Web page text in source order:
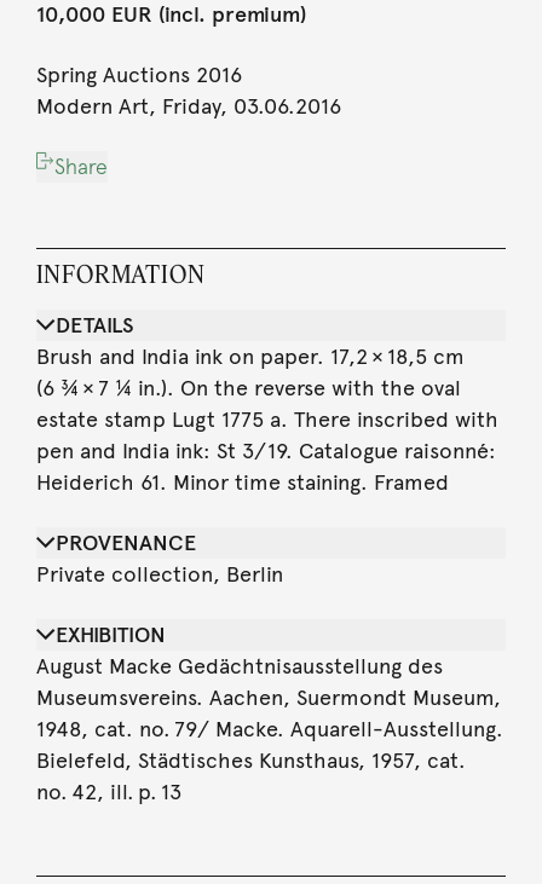
10,000 EUR (incl. premium)
Spring Auctions 2016
Modern Art, Friday, 03.06.2016
Share
INFORMATION
DETAILS
Brush and India ink on paper. 17,2 × 18,5 cm
(6 ¾ × 7 ¼ in.). On the reverse with the oval
estate stamp Lugt 1775 a. There inscribed with
pen and India ink: St 3/ 19. Catalogue raisonné:
Heiderich 61. Minor time staining. Framed
PROVENANCE
Private collection, Berlin
EXHIBITION
August Macke Gedächtnisausstellung des
Museumsvereins. Aachen, Suermondt Museum,
1948, cat. no. 79/ Macke. Aquarell-Ausstellung.
Bielefeld, Städtisches Kunsthaus, 1957, cat.
no. 42, ill. p. 13